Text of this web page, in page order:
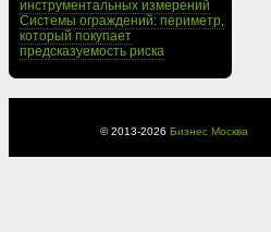
инструментальных измерений
Системы ограждений: периметр,
который покупает
предсказуемость риска
© 2013-2026 Бизнес Москва